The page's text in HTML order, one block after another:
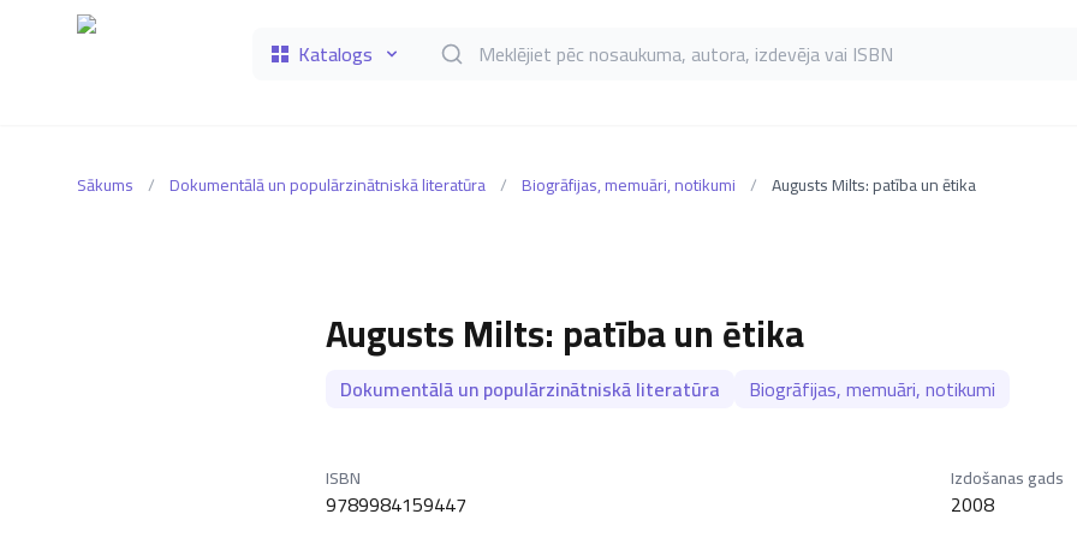
Katalogs Meklēt grāmatas pēc nosaukuma, autora, izdevēja vai ISBN
Sākums / Dokumentālā un populārzinātniskā literatūra / Biogrāfijas, memuāri, notikumi / Augusts Milts: patība un ētika
Augusts Milts: patība un ētika
Dokumentālā un populārzinātniskā literatūra Biogrāfijas, memuāri, notikumi
ISBN
9789984159447
Izdošanas gads
2008